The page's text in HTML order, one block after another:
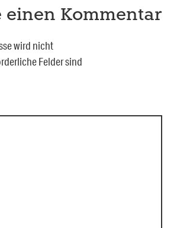
einen Kommentar
wird nicht
Felder sind